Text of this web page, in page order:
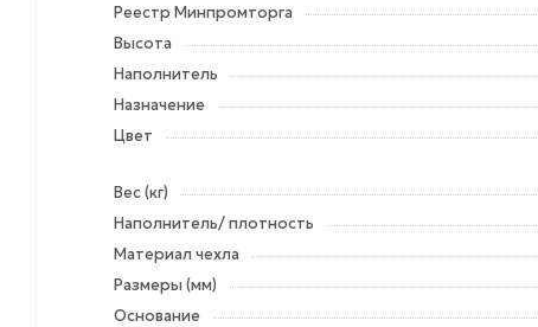
Реестр Минпромторга
Высота
Наполнитель
Назначение
Цвет
Вес (кг)
Наполнитель/ плотность
Материал чехла
Размеры (мм)
Основание